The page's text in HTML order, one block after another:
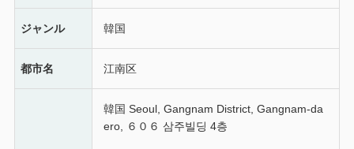
ジャンル 韓国
都市名 江南区
韓国 Seoul, Gangnam District, Gangnam-da
ero, ６０６ 삼주빌딩 4층